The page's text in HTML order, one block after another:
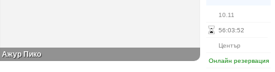
10.11
56:03:52
Център
Онлайн резервация
Ажур Пико